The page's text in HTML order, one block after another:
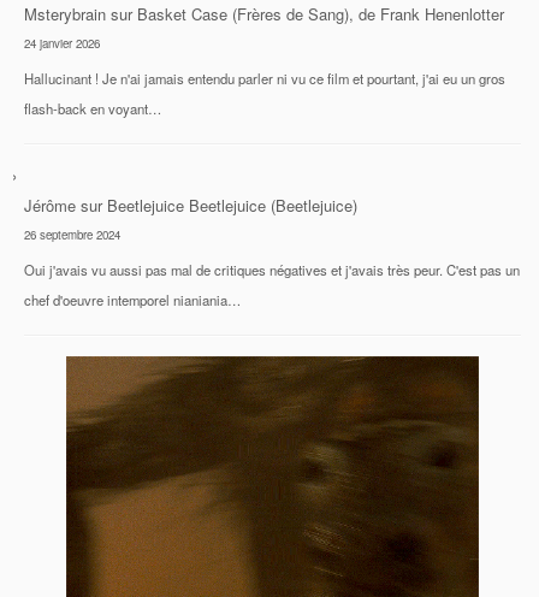
Msterybrain sur Basket Case (Frères de Sang), de Frank Henenlotter
24 janvier 2026
Hallucinant ! Je n'ai jamais entendu parler ni vu ce film et pourtant, j'ai eu un gros
flash-back en voyant…
Jérôme sur Beetlejuice Beetlejuice (Beetlejuice)
26 septembre 2024
Oui j'avais vu aussi pas mal de critiques négatives et j'avais très peur. C'est pas un
chef d'oeuvre intemporel nianiania…